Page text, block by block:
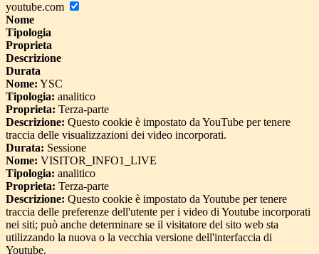
youtube.com
Nome
Tipologia
Proprieta
Descrizione
Durata
Nome: YSC
Tipologia: analitico
Proprieta: Terza-parte
Descrizione: Questo cookie è impostato da YouTube per tenere
traccia delle visualizzazioni dei video incorporati.
Durata: Sessione
Nome: VISITOR_INFO1_LIVE
Tipologia: analitico
Proprieta: Terza-parte
Descrizione: Questo cookie è impostato da Youtube per tenere
traccia delle preferenze dell'utente per i video di Youtube incorporati
nei siti; può anche determinare se il visitatore del sito web sta
utilizzando la nuova o la vecchia versione dell'interfaccia di
Youtube.